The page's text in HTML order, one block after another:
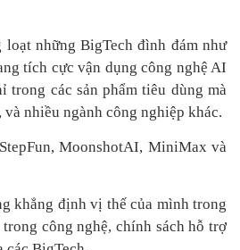
loạt những BigTech đình đám như
tích cực vận dụng công nghệ AI
trong các sản phẩm tiêu dùng mà
nhiều ngành công nghiệp khác.
MoonshotAI, MiniMax và
khẳng định vị thế của mình trong
công nghệ, chính sách hỗ trợ